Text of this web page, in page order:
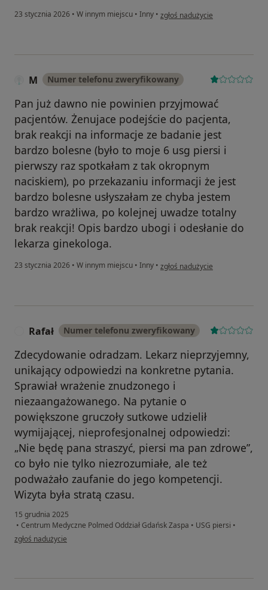
23 stycznia 2026 • W innym miejscu • Inny • w opinii użytkownika M
zgłoś nadużycie
M Numer telefonu zweryfikowany
Pan już dawno nie powinien przyjmować
pacjentów. Żenujace podejście do pacjenta,
brak reakcji na informacje ze badanie jest
bardzo bolesne (było to moje 6 usg piersi i
pierwszy raz spotkałam z tak okropnym
naciskiem), po przekazaniu informacji że jest
bardzo bolesne usłyszałam ze chyba jestem
bardzo wrażliwa, po kolejnej uwadze totalny
brak reakcji! Opis bardzo ubogi i odesłanie do
lekarza ginekologa.
23 stycznia 2026 • W innym miejscu • Inny • w opinii użytkownika M
zgłoś nadużycie
Rafał Numer telefonu zweryfikowany
Zdecydowanie odradzam. Lekarz nieprzyjemny,
unikający odpowiedzi na konkretne pytania.
Sprawiał wrażenie znudzonego i
niezaangażowanego. Na pytanie o
powiększone gruczoły sutkowe udzielił
wymijającej, nieprofesjonalnej odpowiedzi:
„Nie będę pana straszyć, piersi ma pan zdrowe”,
co było nie tylko niezrozumiałe, ale też
podważało zaufanie do jego kompetencji.
Wizyta była stratą czasu.
15 grudnia 2025
• Centrum Medyczne Polmed Oddział Gdańsk Zaspa • USG piersi •
w opinii użytkownika Rafał
zgłoś nadużycie